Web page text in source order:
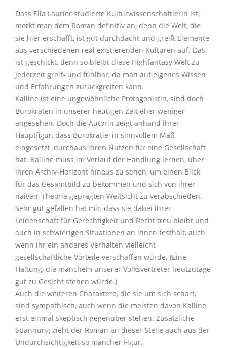
Dass Ella Laurier studierte Kulturwissenschaftlerin ist,
merkt man dem Roman definitiv an, denn die Welt, die
sie hier erschafft, ist gut durchdacht und greift Elemente
aus verschiedenen real existierenden Kulturen auf. Das
ist geschickt, denn so bleibt diese Highfantasy Welt zu
jederzeit greif- und fühlbar, da man auf eigenes Wissen
und Erfahrungen zurückgreifen kann.
Kalline ist eine ungewöhnliche Protagonistin, sind doch
Bürokraten in unserer heutigen Zeit eher weniger
angesehen. Doch die Autorin zeigt anhand ihrer
Hauptfigur, dass Bürokratie, in sinnvollem Maß
eingesetzt, durchaus ihren Nutzen für eine Gesellschaft
hat. Kalline muss im Verlauf der Handlung lernen, über
ihren Archiv-Horizont hinaus zu sehen, um einen Blick
für das Gesamtbild zu bekommen und sich von ihrer
naiven, Theorie geprägten Weltsicht zu verabschieden.
Sehr gut gefallen hat mir, dass sie dabei ihrer
Leidenschaft für Gerechtigkeit und Recht treu bleibt und
auch in schwierigen Situationen an ihnen festhält, auch
wenn ihr ein anderes Verhalten vielleicht
gesellschaftliche Vorteile verschaffen würde. (Eine
Haltung, die manchem unserer Volksvertreter heutzutage
gut zu Gesicht stehen würde.)
Auch die weiteren Charaktere, die sie um sich schart,
sind sympathisch, auch wenn die meisten davon Kalline
erst einmal skeptisch gegenüber stehen. Zusätzliche
Spannung zieht der Roman an dieser Stelle auch aus der
Undurchsichtigkeit so mancher Figur.